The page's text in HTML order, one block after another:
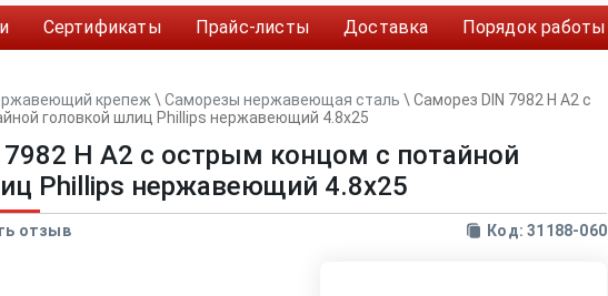
Сертификаты Прайс-листы Доставка Порядок работы
крепеж \ Саморезы нержавеющая сталь \ Саморез DIN 7982 H A2 с
головкой шлиц Phillips нержавеющий 4.8x25
H A2 с острым концом с потайной
Phillips нержавеющий 4.8x25
отзыв Код: 31188-060